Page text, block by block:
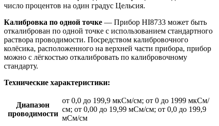
число процентов на один градус Цельсия.
Калибровка по одной точке — Прибор HI8733 может быть
откалиброван по одной точке с использованием стандартного
раствора проводимости. Посредством калибровочного
колёсика, расположенного на верхней части прибора, прибор
можно с лёгкостью откалибровать по калибровочному
стандарту.
Технические характеристики:
Диапазон
проводимости
от 0,0 до 199,9 мкСм/см; от 0 до 1999 мкСм/
см; от 0,00 до 19,99 мСм/см; от 0,0 до 199,9
мСм/см